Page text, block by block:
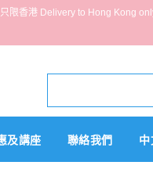
限香港 Delivery to Hong Kong
及講座 聯絡我們 中